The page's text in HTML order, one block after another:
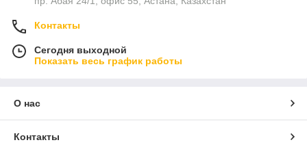
Контакты
Сегодня выходной
Показать весь график работы
О нас
Контакты